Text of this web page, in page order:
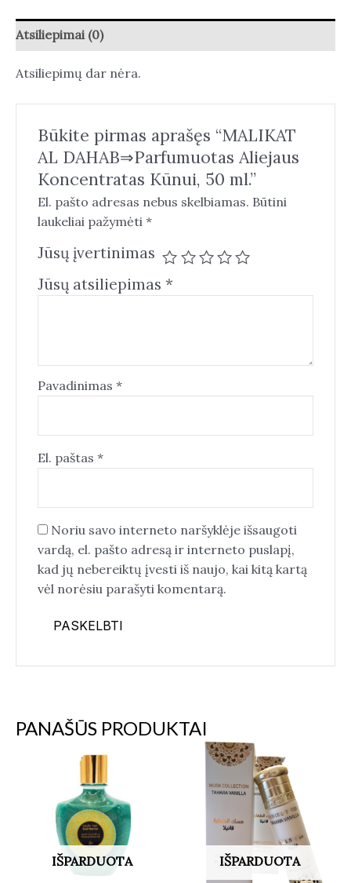
Atsiliepimai (0)
Atsiliepimų dar nėra.
Būkite pirmas aprašęs “MALIKAT
AL DAHAB⇒Parfumuotas Aliejaus
Koncentratas Kūnui, 50 ml.”
El. pašto adresas nebus skelbiamas. Būtini
laukeliai pažymėti *
Jūsų įvertinimas
Jūsų atsiliepimas *
Pavadinimas *
El. paštas *
Noriu savo interneto naršyklėje išsaugoti
vardą, el. pašto adresą ir interneto puslapį,
kad jų nebereiktų įvesti iš naujo, kai kitą kartą
vėl norėsiu parašyti komentarą.
PANAŠŪS PRODUKTAI
IŠPARDUOTA IŠPARDUOTA